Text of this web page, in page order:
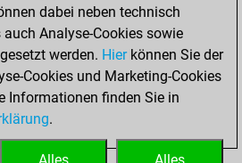
positions
Tactics
You
14 tactics
You achieved
positions
dabei neben technisch
Analyse-Cookies sowie
werden. Hierkönnen Sie der
Cookies und Marketing-Cookies
Informationen finden Sie in
.